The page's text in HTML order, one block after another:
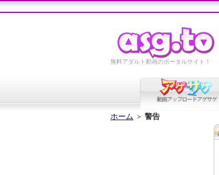
無料アダルト動画のポータルサイト！
ホーム ＞ 警告